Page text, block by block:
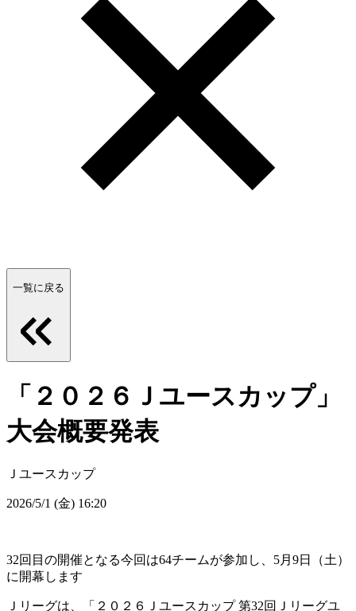
一覧に戻る
「２０２６Ｊユースカップ」
大会概要発表
Ｊユースカップ
2026/5/1 (金) 16:20
32回目の開催となる今回は64チームが参加し、5月9日（土）
に開幕します
Ｊリーグは、「２０２６Ｊユースカップ 第32回Ｊリーグユ